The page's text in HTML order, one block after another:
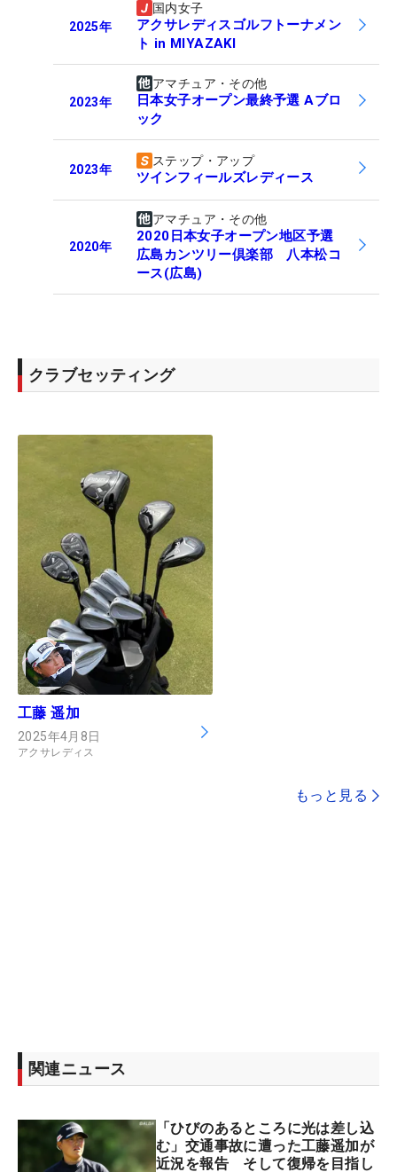
2025年
国内女子
アクサレディスゴルフトーナメン
ト in MIYAZAKI
2023年
アマチュア・その他
日本女子オープン最終予選 Aブロ
ック
2023年
ステップ・アップ
ツインフィールズレディース
2020年
アマチュア・その他
2020日本女子オープン地区予選
広島カンツリー倶楽部 八本松コ
ース(広島)
クラブセッティング
工藤 遥加
2025年4月8日
アクサレディス
もっと見る
関連ニュース
「ひびのあるところに光は差し込
む」交通事故に遭った工藤遥加が
近況を報告 そして復帰を目指し